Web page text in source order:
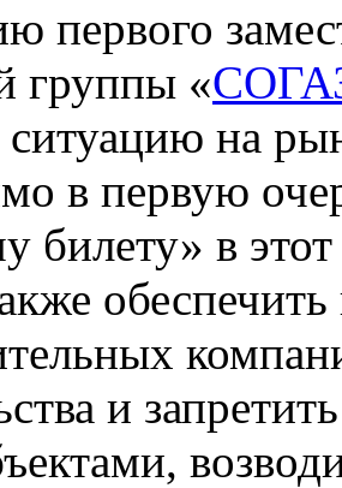
первого
группы «
на
в первую
билету» в
и